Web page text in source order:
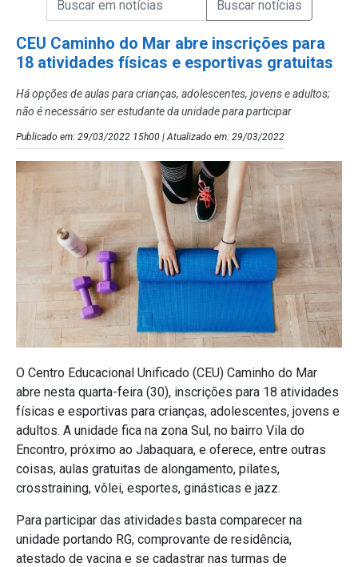
CEU Caminho do Mar abre inscrições para
18 atividades físicas e esportivas gratuitas
Há opções de aulas para crianças, adolescentes, jovens e adultos;
não é necessário ser estudante da unidade para participar
Publicado em: 29/03/2022 15h00 | Atualizado em: 29/03/2022
O Centro Educacional Unificado (CEU) Caminho do Mar
abre nesta quarta-feira (30), inscrições para 18 atividades
físicas e esportivas para crianças, adolescentes, jovens e
adultos. A unidade fica na zona Sul, no bairro Vila do
Encontro, próximo ao Jabaquara, e oferece, entre outras
coisas, aulas gratuitas de alongamento, pilates,
crosstraining, vôlei, esportes, ginásticas e jazz.
Para participar das atividades basta comparecer na
unidade portando RG, comprovante de residência,
atestado de vacina e se cadastrar nas turmas de